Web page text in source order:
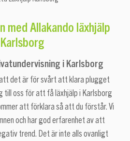
med Allakando läxhjälp
Karlsborg
i Karlsborg
att det är för svårt att klara plugget
till oss för att få läxhjälp i Karlsborg
att förklara så att du förstår. Vi
och har god erfarenhet av att
trend. Det är inte alls ovanligt